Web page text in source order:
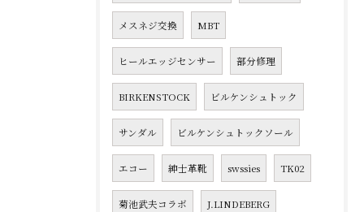
メスネジ交換 MBT
ヒールエッジセンサー 部分修理
BIRKENSTOCK ビルケンシュトック
サンダル ビルケンシュトックソール
エコー 紳士革靴 swssies TK02
菊池武夫コラボ J.LINDEBERG